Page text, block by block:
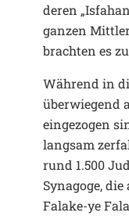
deren
ganzen
brachten es
Während in
überwiegend
eingezogen
langsam
rund 1.500
Synagoge,
Falake-ye